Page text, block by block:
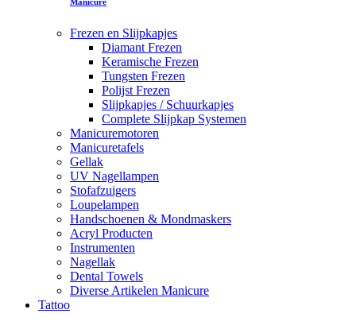
Manicure
Frezen en Slijpkapjes
Diamant Frezen
Keramische Frezen
Tungsten Frezen
Polijst Frezen
Slijpkapjes / Schuurkapjes
Complete Slijpkap Systemen
Manicuremotoren
Manicuretafels
Gellak
UV Nagellampen
Stofafzuigers
Loupelampen
Handschoenen & Mondmaskers
Acryl Producten
Instrumenten
Nagellak
Dental Towels
Diverse Artikelen Manicure
Tattoo